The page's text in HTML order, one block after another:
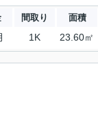
間取り 面積
1K 23.60㎡